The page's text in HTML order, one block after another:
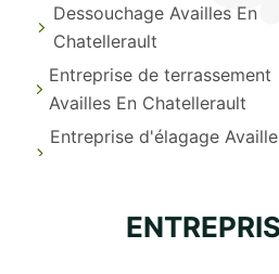
Dessouchage Availles En
Chatellerault
Entreprise de terrassement
Availles En Chatellerault
Entreprise d'élagage